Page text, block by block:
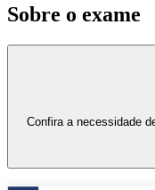
Sobre o exame
Confira a necessidade